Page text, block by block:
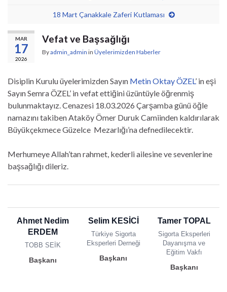
18 Mart Çanakkale Zaferi Kutlaması
MAR
17
2026
Vefat ve Başsağlığı
Byadmin_admin in Üyelerimizden Haberler
Disiplin Kurulu üyelerimizden Sayın Metin Oktay ÖZEL’ in eşi
Sayın Semra ÖZEL’ in vefat ettiğini üzüntüyle öğrenmiş
bulunmaktayız. Cenazesi 18.03.2026 Çarşamba günü öğle
namazını takiben Ataköy Ömer Duruk Camiinden kaldırılarak
Büyükçekmece Güzelce Mezarlığı’na defnedilecektir.
Merhumeye Allah’tan rahmet, kederli ailesine ve sevenlerine
başsağlığı dileriz.
Ahmet Nedim
ERDEM
TOBB SEİK
Başkanı
Selim KESİCİ
Türkiye Sigorta
Eksperleri Derneği
Başkanı
Tamer TOPAL
Sigorta Eksperleri
Dayanışma ve
Eğitim Vakfı
Başkanı